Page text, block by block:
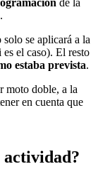
se aplicará a la
el caso). El resto
estaba prevista.
moto doble, a la
en cuenta que
actividad?